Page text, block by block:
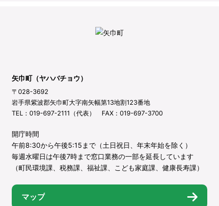
矢巾町（ヤハバチョウ）
〒028-3692
岩手県紫波郡矢巾町大字南矢幅第13地割123番地
TEL：019-697-2111（代表） FAX：019-697-3700
開庁時間
午前8:30から午後5:15まで（土日祝日、年末年始を除く）
毎週水曜日は午後7時まで窓口業務の一部を延長しています
（町民環境課、税務課、福祉課、こども家庭課、健康長寿課）
マップ